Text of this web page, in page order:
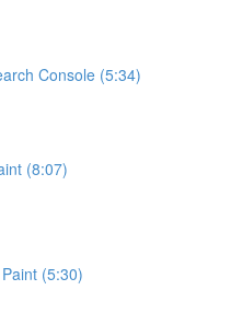
Console (5:34)
(8:07)
(5:30)